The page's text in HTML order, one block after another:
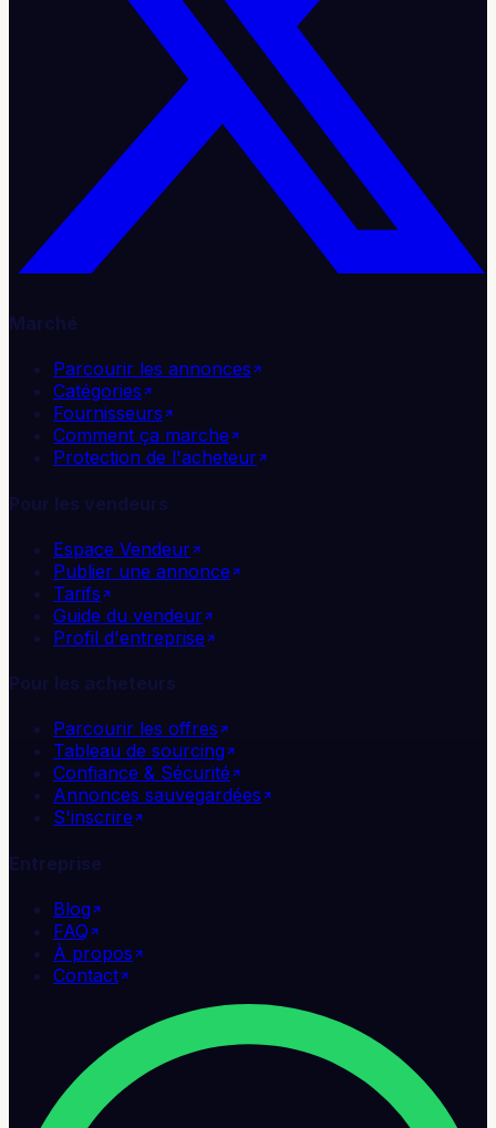
Marché
Parcourir les annonces
Catégories
Fournisseurs
Comment ça marche
Protection de l'acheteur
Pour les vendeurs
Espace Vendeur
Publier une annonce
Tarifs
Guide du vendeur
Profil d'entreprise
Pour les acheteurs
Parcourir les offres
Tableau de sourcing
Confiance & Sécurité
Annonces sauvegardées
S'inscrire
Entreprise
Blog
FAQ
À propos
Contact